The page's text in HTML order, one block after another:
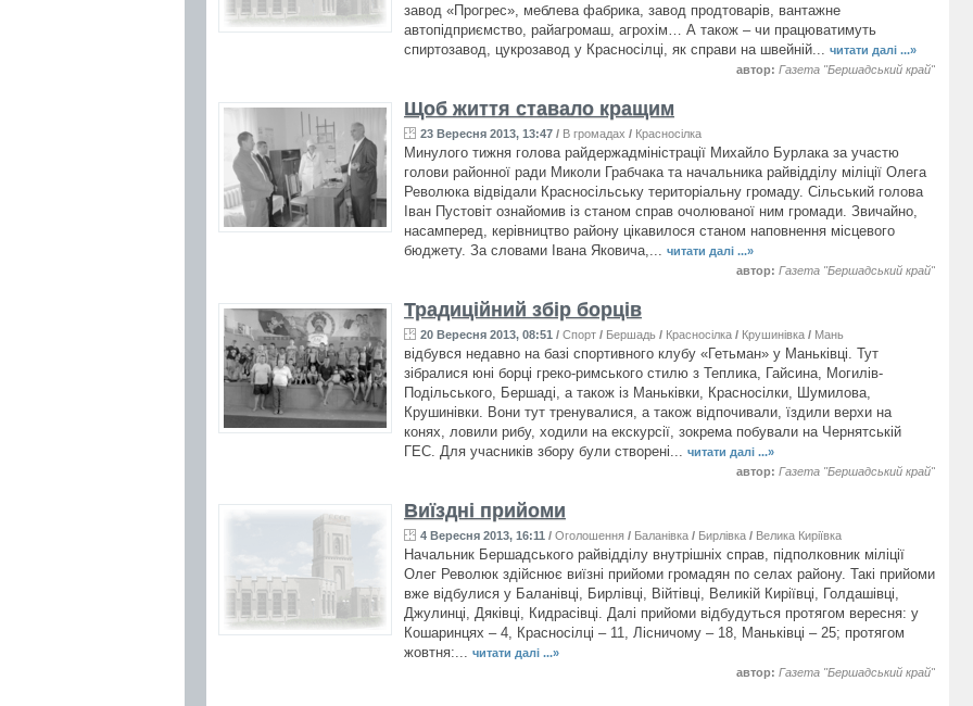
завод «Прогрес», меблева фабрика, завод продтоварів, вантажне
автопідприємство, райагромаш, агрохім… А також – чи працюватимуть
спиртозавод, цукрозавод у Красносілці, як справи на швейній... читати далі ...»
автор: Газета "Бершадський край"
Щоб життя ставало кращим
23 Вересня 2013, 13:47 / В громадах / Красносілка
Минулого тижня голова райдержадміністрації Михайло Бурлака за участю
голови районної ради Миколи Грабчака та начальника райвідділу міліції Олега
Революка відвідали Красносільську територіальну громаду. Сільський голова
Іван Пустовіт ознайомив із станом справ очолюваної ним громади. Звичайно,
насамперед, керівництво району цікавилося станом наповнення місцевого
бюджету. За словами Івана Яковича,... читати далі ...»
автор: Газета "Бершадський край"
Традиційний збір борців
20 Вересня 2013, 08:51 / Спорт / Бершадь / Красносілка / Крушинівка / Маньківка
відбувся недавно на базі спортивного клубу «Гетьман» у Маньківці. Тут
зібралися юні борці греко-римського стилю з Теплика, Гайсина, Могилів-
Подільського, Бершаді, а також із Маньківки, Красносілки, Шумилова,
Крушинівки. Вони тут тренувалися, а також відпочивали, їздили верхи на
конях, ловили рибу, ходили на екскурсії, зокрема побували на Чернятській
ГЕС. Для учасників збору були створені... читати далі ...»
автор: Газета "Бершадський край"
Виїздні прийоми
4 Вересня 2013, 16:11 / Оголошення / Баланівка / Бирлівка / Велика Киріївка
Начальник Бершадського райвідділу внутрішніх справ, підполковник міліції
Олег Революк здійснює виїзні прийоми громадян по селах району. Такі прийоми
вже відбулися у Баланівці, Бирлівці, Війтівці, Великій Киріївці, Голдашівці,
Джулинці, Дяківці, Кидрасівці. Далі прийоми відбудуться протягом вересня: у
Кошаринцях – 4, Красносілці – 11, Лісничому – 18, Маньківці – 25; протягом
жовтня:... читати далі ...»
автор: Газета "Бершадський край"